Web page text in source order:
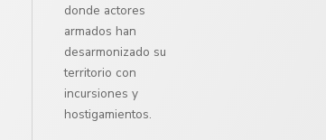
donde actores
armados han
desarmonizado su
territorio con
incursiones y
hostigamientos.